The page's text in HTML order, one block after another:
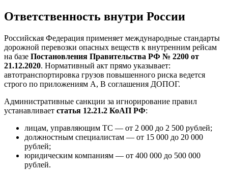
Ответственность внутри России
Российская Федерация применяет международные стандарты
дорожной перевозки опасных веществ к внутренним рейсам
на базе Постановления Правительства РФ № 2200 от
21.12.2020. Нормативный акт прямо указывает:
автотранспортировка грузов повышенного риска ведется
строго по приложениям A, B соглашения ДОПОГ.
Административные санкции за игнорирование правил
устанавливает статья 12.21.2 КоАП РФ:
лицам, управляющим ТС — от 2 000 до 2 500 рублей;
должностным специалистам — от 15 000 до 20 000
рублей;
юридическим компаниям — от 400 000 до 500 000
рублей.